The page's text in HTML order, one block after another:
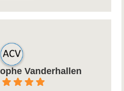
Vanderhallen